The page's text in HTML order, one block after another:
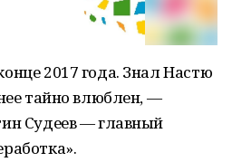
2017 года. Знал Настю
тайно влюблен, —
Судеев — главный